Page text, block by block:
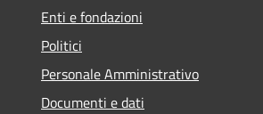
Enti e fondazioni
Politici
Personale Amministrativo
Documenti e dati